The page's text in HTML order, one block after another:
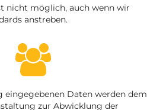
nicht möglich, auch wenn wir
anstreben.
eingegebenen Daten werden dem
zur Abwicklung der